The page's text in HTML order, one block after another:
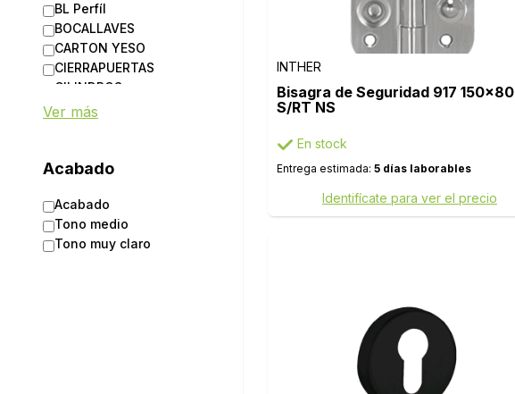
BL Perfíl
BOCALLAVES
CARTON YESO
CIERRAPUERTAS
CILINDROS
ENLUCIDO
MANILLONES
MULETILLAS
PERNIOS Y BISAGRAS
POMOS
Ver más
Acabado
Acabado
Tono medio
Tono muy claro
INTHER
Bisagra de Seguridad 917 150x80
S/RT NS
En stock
Entrega estimada: 5 días laborables
Identifícate para ver el precio